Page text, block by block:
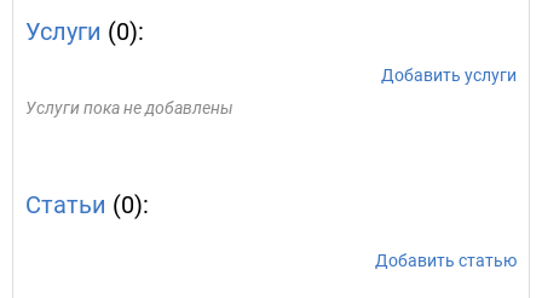
Услуги (0):
Добавить услуги
Услуги пока не добавлены
Статьи (0):
Добавить статью